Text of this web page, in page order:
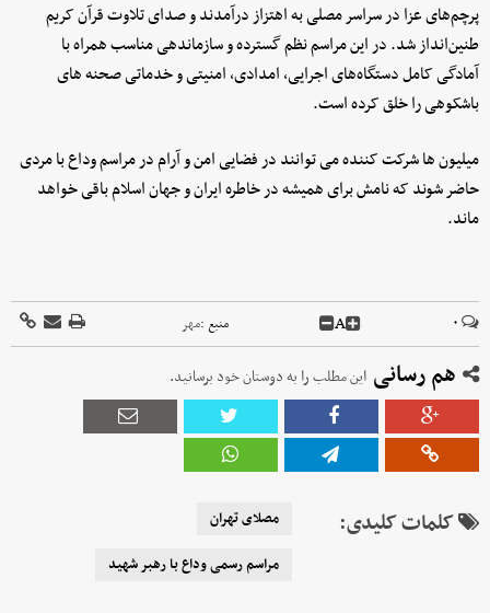
پرچم‌های عزا در سراسر مصلی به اهتزاز درآمدند و صدای تلاوت قرآن کریم
طنین‌انداز شد. در این مراسم نظم گسترده و سازماندهی مناسب همراه با
آمادگی کامل دستگاه‌های اجرایی، امدادی، امنیتی و خدماتی صحنه های
باشکوهی را خلق کرده است.
میلیون ها شرکت کننده می توانند در فضایی امن و آرام در مراسم وداع با مردی
حاضر شوند که نامش برای همیشه در خاطره ایران و جهان اسلام باقی خواهد
ماند.
۰ A منبع :مهر
هم رسانی این مطلب را به دوستان خود برسانید.
کلمات کلیدی:
مصلای تهران
مراسم رسمی وداع با رهبر شهید